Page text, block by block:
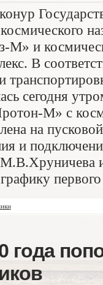
М» и
В
сегодня
М» с
на
и